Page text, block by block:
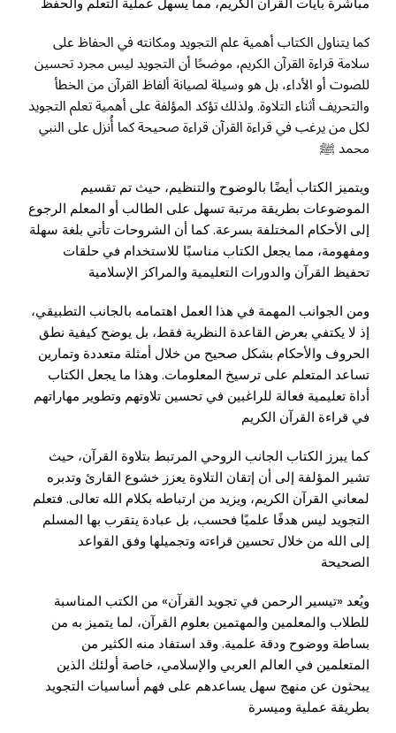
كما يتناول الكتاب أهمية علم التجويد ومكانته في الحفاظ على
سلامة قراءة القرآن الكريم، موضحًا أن التجويد ليس مجرد تحسين
للصوت أو الأداء، بل هو وسيلة لصيانة ألفاظ القرآن من الخطأ
والتحريف أثناء التلاوة. ولذلك تؤكد المؤلفة على أهمية تعلم التجويد
لكل من يرغب في قراءة القرآن قراءة صحيحة كما أُنزل على النبي
محمد ﷺ
ويتميز الكتاب أيضًا بالوضوح والتنظيم، حيث تم تقسيم
الموضوعات بطريقة مرتبة تسهل على الطالب أو المعلم الرجوع
إلى الأحكام المختلفة بسرعة. كما أن الشروحات تأتي بلغة سهلة
ومفهومة، مما يجعل الكتاب مناسبًا للاستخدام في حلقات
تحفيظ القرآن والدورات التعليمية والمراكز الإسلامية
ومن الجوانب المهمة في هذا العمل اهتمامه بالجانب التطبيقي،
إذ لا يكتفي بعرض القاعدة النظرية فقط، بل يوضح كيفية نطق
الحروف والأحكام بشكل صحيح من خلال أمثلة متعددة وتمارين
تساعد المتعلم على ترسيخ المعلومات. وهذا ما يجعل الكتاب
أداة تعليمية فعالة للراغبين في تحسين تلاوتهم وتطوير مهاراتهم
في قراءة القرآن الكريم
كما يبرز الكتاب الجانب الروحي المرتبط بتلاوة القرآن، حيث
تشير المؤلفة إلى أن إتقان التلاوة يعزز خشوع القارئ وتدبره
لمعاني القرآن الكريم، ويزيد من ارتباطه بكلام الله تعالى. فتعلم
التجويد ليس هدفًا علميًا فحسب، بل عبادة يتقرب بها المسلم
إلى الله من خلال تحسين قراءته وتجميلها وفق القواعد
الصحيحة
ويُعد «تيسير الرحمن في تجويد القرآن» من الكتب المناسبة
للطلاب والمعلمين والمهتمين بعلوم القرآن، لما يتميز به من
بساطة ووضوح ودقة علمية. وقد استفاد منه الكثير من
المتعلمين في العالم العربي والإسلامي، خاصة أولئك الذين
يبحثون عن منهج سهل يساعدهم على فهم أساسيات التجويد
بطريقة عملية وميسرة